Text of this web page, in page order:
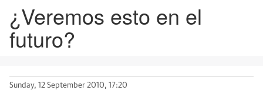
¿Veremos esto en el
futuro?
Sunday, 12 September 2010, 17:20